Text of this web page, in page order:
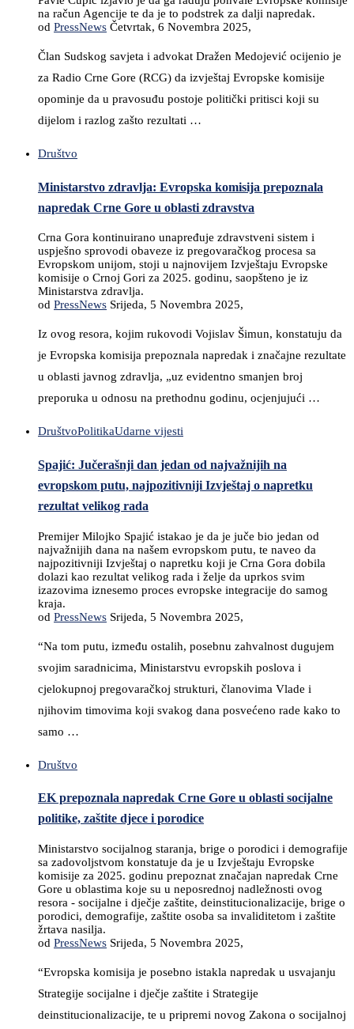
na račun Agencije te da je to podstrek za dalji napredak.
od PressNews Četvrtak, 6 Novembra 2025,
Član Sudskog savjeta i advokat Dražen Medojević ocijenio je
za Radio Crne Gore (RCG) da izvještaj Evropske komisije
opominje da u pravosuđu postoje politički pritisci koji su
dijelom i razlog zašto rezultati …
Društvo
Ministarstvo zdravlja: Evropska komisija prepoznala
napredak Crne Gore u oblasti zdravstva
Crna Gora kontinuirano unapređuje zdravstveni sistem i
uspješno sprovodi obaveze iz pregovaračkog procesa sa
Evropskom unijom, stoji u najnovijem Izvještaju Evropske
komisije o Crnoj Gori za 2025. godinu, saopšteno je iz
Ministarstva zdravlja.
od PressNews Srijeda, 5 Novembra 2025,
Iz ovog resora, kojim rukovodi Vojislav Šimun, konstatuju da
je Evropska komisija prepoznala napredak i značajne rezultate
u oblasti javnog zdravlja, „uz evidentno smanjen broj
preporuka u odnosu na prethodnu godinu, ocjenjujući …
DruštvoPolitikaUdarne vijesti
Spajić: Jučerašnji dan jedan od najvažnijih na
evropskom putu, najpozitivniji Izvještaj o napretku
rezultat velikog rada
Premijer Milojko Spajić istakao je da je juče bio jedan od
najvažnijih dana na našem evropskom putu, te naveo da
najpozitivniji Izvještaj o napretku koji je Crna Gora dobila
dolazi kao rezultat velikog rada i želje da uprkos svim
izazovima iznesemo proces evropske integracije do samog
kraja.
od PressNews Srijeda, 5 Novembra 2025,
“Na tom putu, između ostalih, posebnu zahvalnost dugujem
svojim saradnicima, Ministarstvu evropskih poslova i
cjelokupnoj pregovaračkoj strukturi, članovima Vlade i
njihovim timovima koji svakog dana posvećeno rade kako to
samo …
Društvo
EK prepoznala napredak Crne Gore u oblasti socijalne
politike, zaštite djece i porodice
Ministarstvo socijalnog staranja, brige o porodici i demografije
sa zadovoljstvom konstatuje da je u Izvještaju Evropske
komisije za 2025. godinu prepoznat značajan napredak Crne
Gore u oblastima koje su u neposrednoj nadležnosti ovog
resora - socijalne i dječje zaštite, deinstitucionalizacije, brige o
porodici, demografije, zaštite osoba sa invaliditetom i zaštite
žrtava nasilja.
od PressNews Srijeda, 5 Novembra 2025,
“Evropska komisija je posebno istakla napredak u usvajanju
Strategije socijalne i dječje zaštite i Strategije
deinstitucionalizacije, te u pripremi novog Zakona o socijalnoj